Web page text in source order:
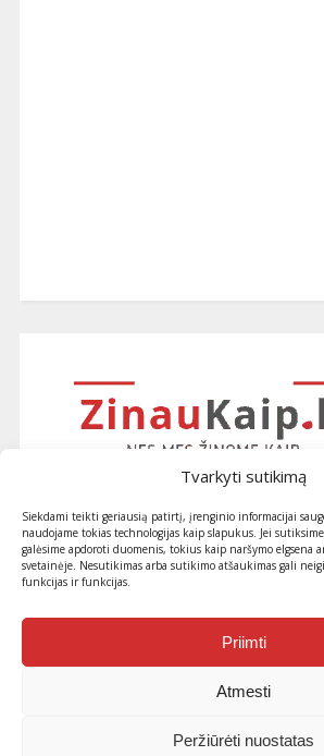
Tvarkyti sutikimą
Siekdami teikti geriausią patirtį, įrenginio informacijai
naudojame tokias technologijas kaip slapukus. Jei
galėsime apdoroti duomenis, tokius kaip naršymo elgsena
svetainėje. Nesutikimas arba sutikimo atšaukimas gali
funkcijas ir funkcijas.
Priimti
Atmesti
Peržiūrėti nuostatas
Užsiprenumeruokite
straipsnius ir patarimus